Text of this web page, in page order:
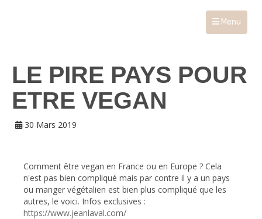
Menu
LE PIRE PAYS POUR
ETRE VEGAN
30 Mars 2019
Comment être vegan en France ou en Europe ? Cela
n'est pas bien compliqué mais par contre il y a un pays
ou manger végétalien est bien plus compliqué que les
autres, le voici. Infos exclusives :
https://www.jeanlaval.com/